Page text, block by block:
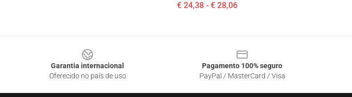
€ 24,38 - € 28,06
Garantia internacional
Oferecido no país de uso
Pagamento 100% seguro
PayPal / MasterCard / Visa